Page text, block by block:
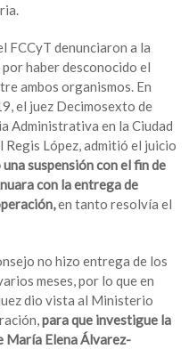
FCCyT denunciaron a la
haber desconocido el
ambos organismos. En
el juez Decimosexto de
Administrativa en la Ciudad
Regis López, admitió el juicio
suspensión con el fin de
con la entrega de
en tanto resolvía el
no hizo entrega de los
meses, por lo que en
dio vista al Ministerio
para que investigue la
María Elena Álvarez-